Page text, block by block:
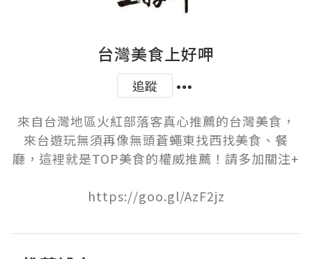
台灣美食上好呷
追蹤
來自台灣地區火紅部落客真心推薦的台灣美食，
來台遊玩無須再像無頭蒼蠅東找西找美食、餐
廳，這裡就是TOP美食的權威推薦！請多加關注+
https://goo.gl/AzF2jz